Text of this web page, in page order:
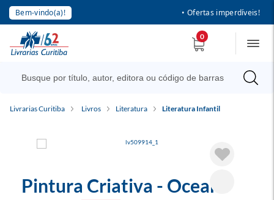
Bem-vindo(a)! • Ofertas imperdíveis!
0
Livrarias Curitiba Livros Literatura Literatura Infantil
Pintura Criativa - Oceano